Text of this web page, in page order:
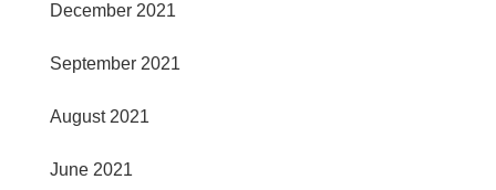
December 2021
September 2021
August 2021
June 2021